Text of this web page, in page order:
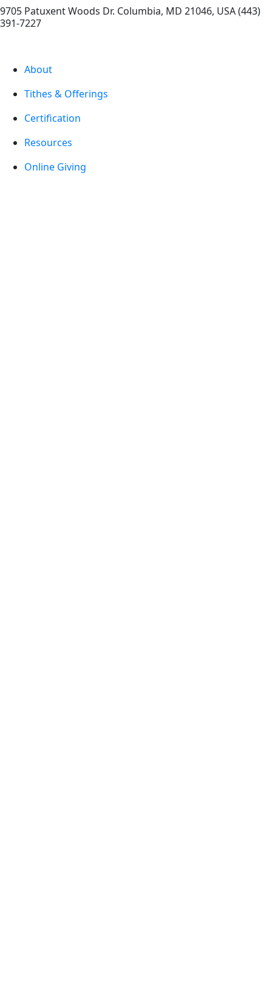
9705 Patuxent Woods Dr. Columbia, MD 21046, USA(443)
391-7227
About
Tithes & Offerings
Certification
Resources
Online Giving